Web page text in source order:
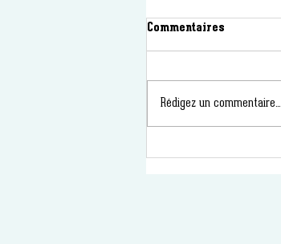
Commentaires
Rédigez un commentaire...